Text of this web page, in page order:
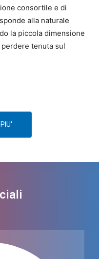
consortile e di
alla naturale
la piccola dimensione
tenuta sul